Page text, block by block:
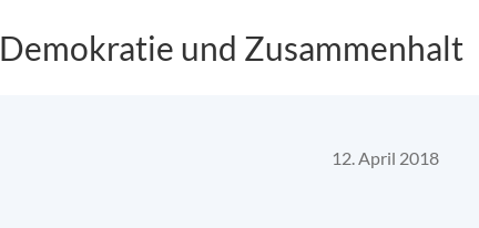
Demokratie und Zusammenhalt
12. April 2018